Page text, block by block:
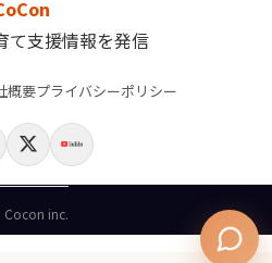
て支援情報を発信
概要プライバシーポリシー
inc.